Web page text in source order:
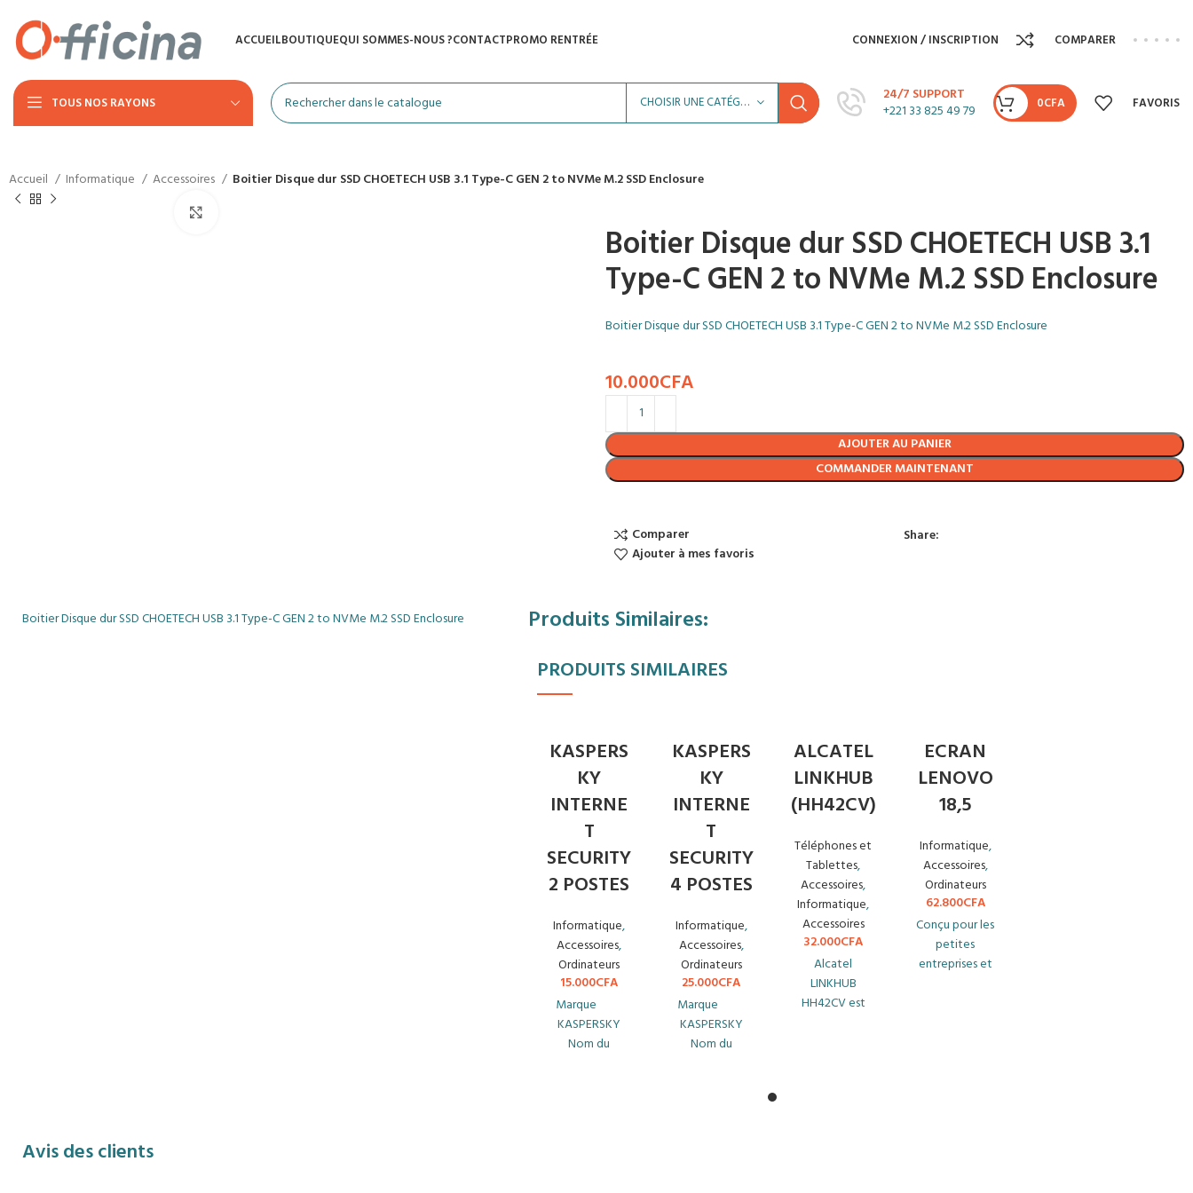
ACCUEILBOUTIQUEQUI SOMMES-NOUS ?CONTACTPROMO RENTRÉE CONNEXION / INSCRIPTION COMPARER
TOUS NOS RAYONS CHOISIR UNE CATÉGORIE
24/7 SUPPORT
+221 33 825 49 79
0CFA FAVORIS
Accueil Informatique Accessoires Boitier Disque dur SSD CHOETECH USB 3.1 Type-C GEN 2 to NVMe M.2 SSD Enclosure
Boitier Disque dur SSD CHOETECH USB 3.1
Type-C GEN 2 to NVMe M.2 SSD Enclosure
Boitier Disque dur SSD CHOETECH USB 3.1 Type-C GEN 2 to NVMe M.2 SSD Enclosure
10.000CFA
AJOUTER AU PANIER
COMMANDER MAINTENANT
Comparer
Ajouter à mes favoris
Share:
Boitier Disque dur SSD CHOETECH USB 3.1 Type-C GEN 2 to NVMe M.2 SSD Enclosure Produits Similaires:
PRODUITS SIMILAIRES
PTURE
KASPERS
KY
INTERNE
T
SECURITY
2 POSTES
Informatique,
Accessoires,
Ordinateurs
15.000CFA
Marque
KASPERSKY
Nom du
KASPERS
KY
INTERNE
T
SECURITY
4 POSTES
Informatique,
Accessoires,
Ordinateurs
25.000CFA
Marque
KASPERSKY
Nom du
ALCATEL
LINKHUB
(HH42CV)
Téléphones et
Tablettes,
Accessoires,
Informatique,
Accessoires
32.000CFA
Alcatel
LINKHUB
HH42CV est
ECRAN
LENOVO
18,5
Informatique,
Accessoires,
Ordinateurs
62.800CFA
Conçu pour les
petites
entreprises et
Avis des clients